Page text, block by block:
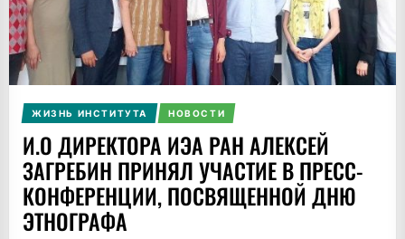
ЖИЗНЬ ИНСТИТУТА НОВОСТИ
И.О ДИРЕКТОРА ИЭА РАН АЛЕКСЕЙ
ЗАГРЕБИН ПРИНЯЛ УЧАСТИЕ В ПРЕСС-
КОНФЕРЕНЦИИ, ПОСВЯЩЕННОЙ ДНЮ
ЭТНОГРАФА